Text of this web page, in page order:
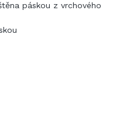
páskou z vrchového